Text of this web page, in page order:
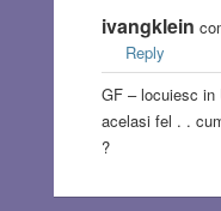
ivangklein
Reply
GF – locuiesc in
acelasi fel . .
?